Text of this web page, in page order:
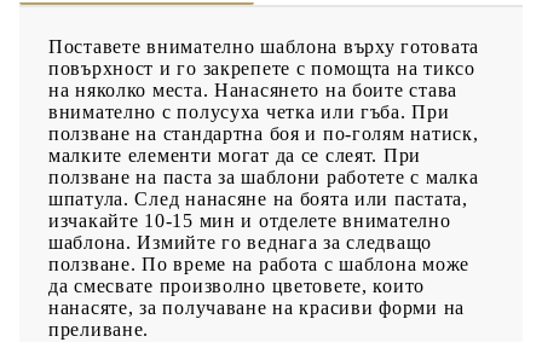
Поставете внимателно шаблона върху готовата
повърхност и го закрепете с помощта на тиксо
на няколко места. Нанасянето на боите става
внимателно с полусуха четка или гъба. При
ползване на стандартна боя и по-голям натиск,
малките елементи могат да се слеят. При
ползване на паста за шаблони работете с малка
шпатула. След нанасяне на боята или пастата,
изчакайте 10-15 мин и отделете внимателно
шаблона. Измийте го веднага за следващо
ползване. По време на работа с шаблона може
да смесвате произволно цветовете, които
нанасяте, за получаване на красиви форми на
преливане.